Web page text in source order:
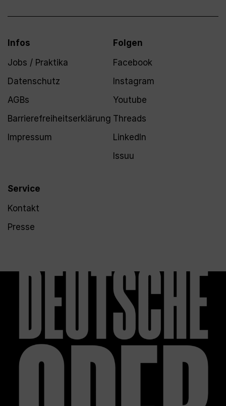
Infos
Jobs / Praktika
Datenschutz
AGBs
Barrierefreiheitserklärung
Impressum
Service
Kontakt
Presse
Folgen
Facebook
Instagram
Youtube
Threads
LinkedIn
Issuu